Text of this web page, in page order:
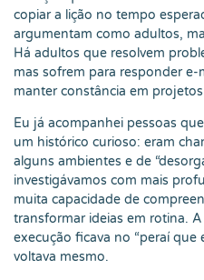
copiar a lição no tempo
argumentam como adultos,
Há adultos que resolvem
mas sofrem para responder
manter constância em
Eu já acompanhei pessoas
um histórico curioso: eram
alguns ambientes e de
investigávamos com mais
muita capacidade de
transformar ideias em rotina. A
execução ficava no “peraí que
voltava mesmo.